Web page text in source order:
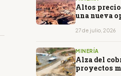
Altos
una nueva
suficiente
27 de julio, 2026
MINERÍA
Alza del
proyectos